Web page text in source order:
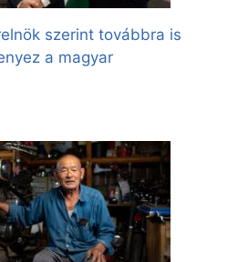
szerint továbbra is
a magyar